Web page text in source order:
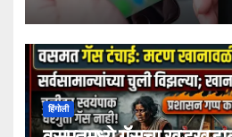
हिंगोली